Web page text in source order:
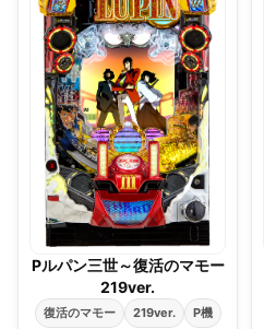
Pルパン三世～復活のマモー
219ver.
復活のマモー 219ver. P機